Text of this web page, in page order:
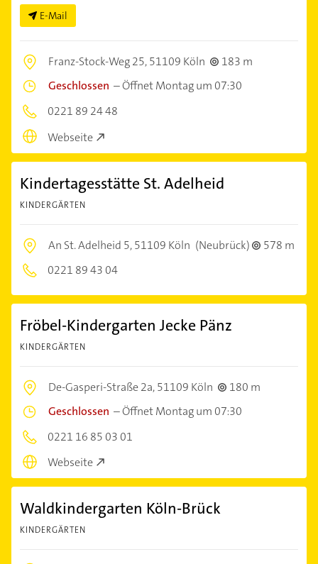
E-Mail
Franz-Stock-Weg 25,51109 Köln
183 m
Geschlossen –Öffnet Montag um 07:30
0221 89 24 48
Webseite
Kindertagesstätte St. Adelheid
KINDERGÄRTEN
An St. Adelheid 5,51109 Köln (Neubrück)
578 m
0221 89 43 04
Fröbel-Kindergarten Jecke Pänz
KINDERGÄRTEN
De-Gasperi-Straße 2a,51109 Köln
180 m
Geschlossen –Öffnet Montag um 07:30
0221 16 85 03 01
Webseite
Waldkindergarten Köln-Brück
KINDERGÄRTEN